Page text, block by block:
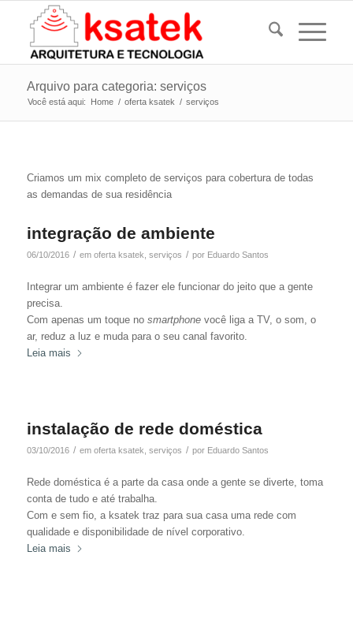
Arquivo para categoria: serviços
Você está aqui: Home / oferta ksatek / serviços
Criamos um mix completo de serviços para cobertura de todas
as demandas de sua residência
integração de ambiente
06/10/2016 / em oferta ksatek serviços / por Eduardo Santos
Integrar um ambiente é fazer ele funcionar do jeito que a gente
precisa.
Com apenas um toque no smartphonevocê liga a TV, o som, o
ar, reduz a luz e muda para o seu canal favorito.
Leia mais
instalação de rede doméstica
03/10/2016 / em oferta ksatek serviços / por Eduardo Santos
Rede doméstica é a parte da casa onde a gente se diverte, toma
conta de tudo e até trabalha.
Com e sem fio, a ksatek traz para sua casa uma rede com
qualidade e disponibilidade de nível corporativo.
Leia mais